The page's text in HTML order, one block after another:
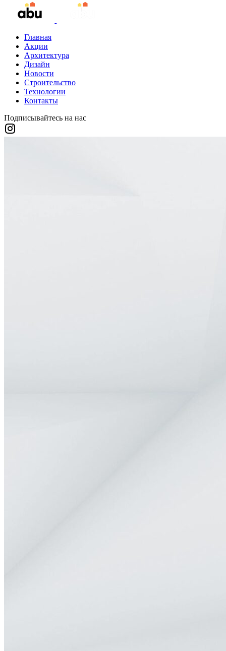
Главная
Акции
Архитектура
Дизайн
Новости
Строительство
Технологии
Контакты
Подписывайтесь на нас